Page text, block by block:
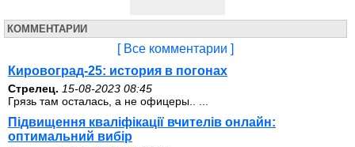
КОММЕНТАРИИ
[ Все комментарии ]
Кировоград-25: история в погонах
Стрелец. 15-08-2023 08:45
Грязь там осталась, а не офицеры.. ...
Підвищення кваліфікації вчителів онлайн:
оптимальний вибір